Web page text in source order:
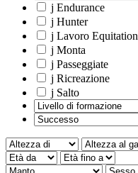
j Endurance
j Hunter
j Lavoro Equitation
j Monta
j Passeggiate
j Ricreazione
j Salto